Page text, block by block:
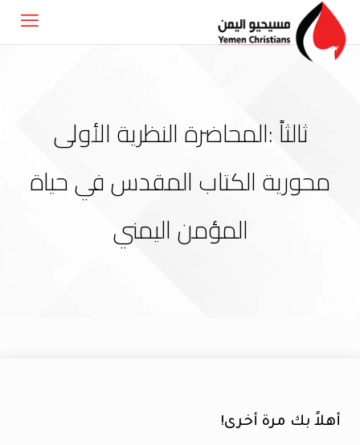
ثالثاً :المحاضرة النظرية الأولى
محورية الكتاب المقدس في حياة
المؤمن اليمني
أهلاً بك مرة أخرى!